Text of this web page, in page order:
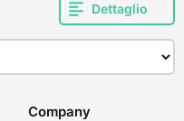
Dettaglio
Company